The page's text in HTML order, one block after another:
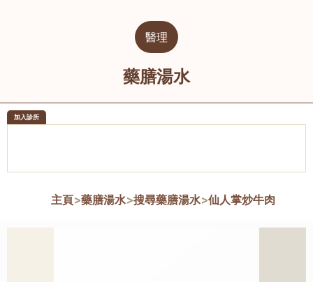
醫理
藥膳湯水
加入診所
主頁>藥膳湯水>搜尋藥膳湯水>仙人掌炒牛肉